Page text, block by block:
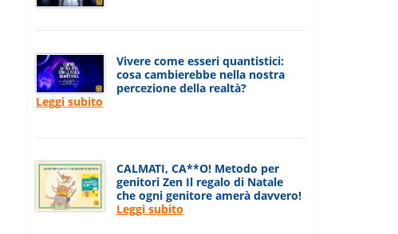
Vivere come esseri quantistici:
cosa cambierebbe nella nostra
percezione della realtà?
Leggi subito
CALMATI, CA**O! Metodo per
genitori Zen Il regalo di Natale
che ogni genitore amerà davvero!
Leggi subito